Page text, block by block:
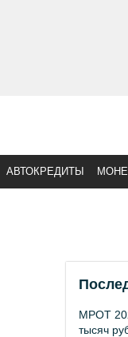
АВТОКРЕДИТЫ
МРОТ
тысяч